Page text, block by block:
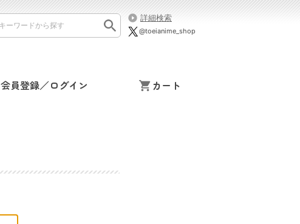
詳細検索
@toeianime_shop
会員登録／ログイン カート